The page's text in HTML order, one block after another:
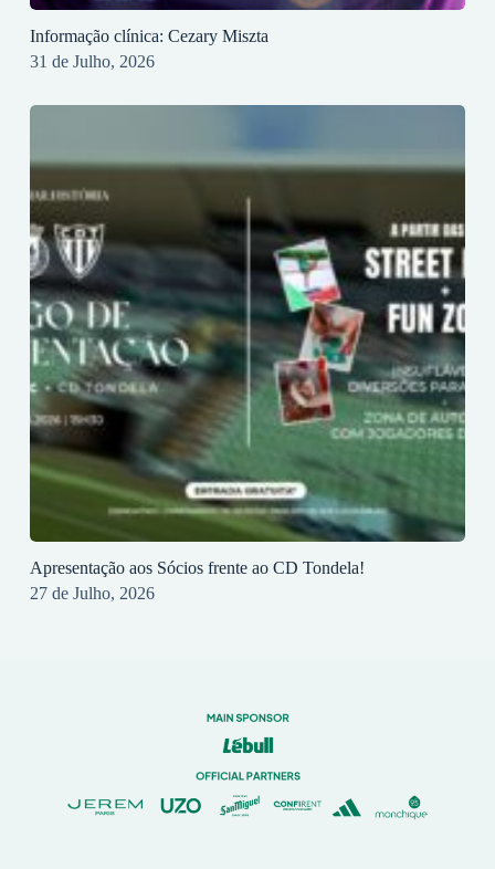
Informação clínica: Cezary Miszta
31 de Julho, 2026
Apresentação aos Sócios frente ao CD Tondela!
27 de Julho, 2026